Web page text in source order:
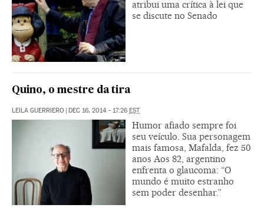
atribui uma crítica à lei que
se discute no Senado
Quino, o mestre da tira
LEILA GUERRIERO | DEC 16, 2014 - 17:26 EST
Humor afiado sempre foi
seu veículo. Sua personagem
mais famosa, Mafalda, fez 50
anos Aos 82, argentino
enfrenta o glaucoma: “O
mundo é muito estranho
sem poder desenhar.”